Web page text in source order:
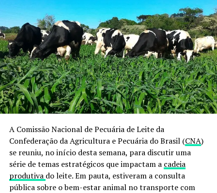
A Comissão Nacional de Pecuária de Leite da
Confederação da Agricultura e Pecuária do Brasil (CNA)
se reuniu, no início desta semana, para discutir uma
série de temas estratégicos que impactam a cadeia
produtiva do leite. Em pauta, estiveram a consulta
pública sobre o bem-estar animal no transporte com